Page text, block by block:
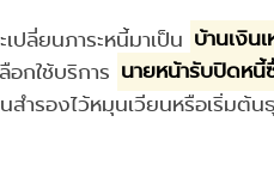
เปลี่ยนภาระหนี้มาเป็น บ้านเงิน
กใช้บริการ นายหน้ารับปิดหนี้
ำรองไว้หมุนเวียนหรือเริ่มต้น